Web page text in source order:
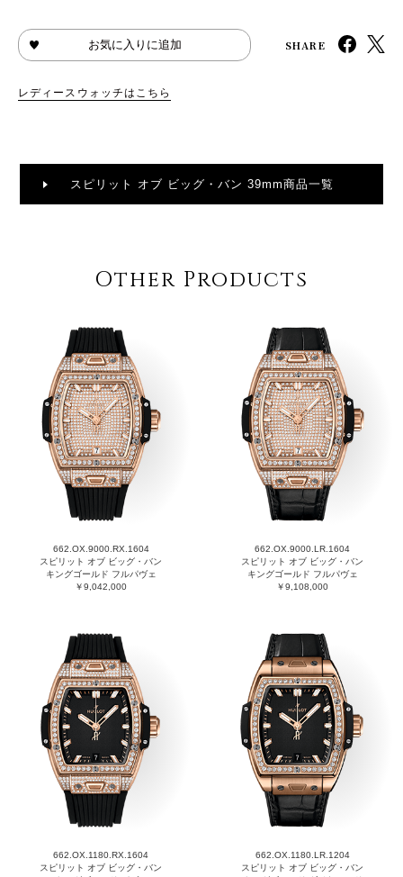
お気に入りに追加 SHARE
レディースウォッチはこちら
スピリット オブ ビッグ・バン 39mm商品一覧
Other Products
662.OX.9000.RX.1604
スピリット オブ ビッグ・バン
キングゴールド フルパヴェ
￥9,042,000
662.OX.9000.LR.1604
スピリット オブ ビッグ・バン
キングゴールド フルパヴェ
￥9,108,000
662.OX.1180.RX.1604
スピリット オブ ビッグ・バン
662.OX.1180.LR.1204
スピリット オブ ビッグ・バン